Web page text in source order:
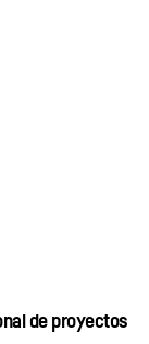
de proyectos